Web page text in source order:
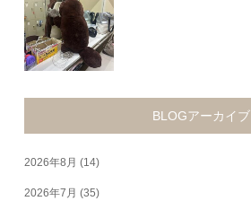
BLOGアーカイブ
2026年8月 (14)
2026年7月 (35)